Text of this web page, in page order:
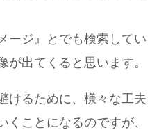
ジ』とでも検索してい
が出てくると思います。
けるために、様々な工夫
くことになるのですが、